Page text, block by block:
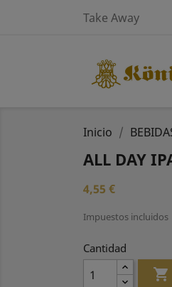
Take Away
Inicio
ALL DAY
4,55 €
Impuestos incluidos
Cantidad
